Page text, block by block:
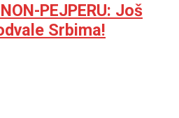
PEJPERU: Još
Srbima!